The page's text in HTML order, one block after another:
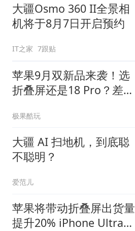
大疆Osmo 360 II全景相
机将于8月7日开启预约
IT之家 7跟贴
苹果9月双新品来袭！选
折叠屏还是18 Pro？差距
极果酷玩
大疆 AI 扫地机，到底聪
不聪明？
爱范儿
苹果将带动折叠屏出货量
提升20% iPhone Ultra备